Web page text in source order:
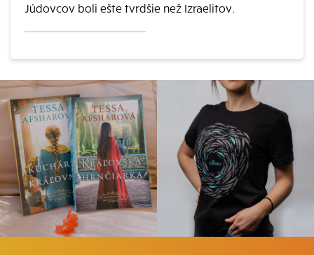
Júdovcov boli ešte tvrdšie než Izraelitov.